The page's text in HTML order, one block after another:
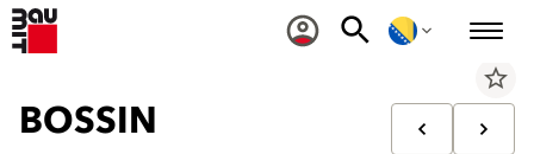
star_border
BOSSIN